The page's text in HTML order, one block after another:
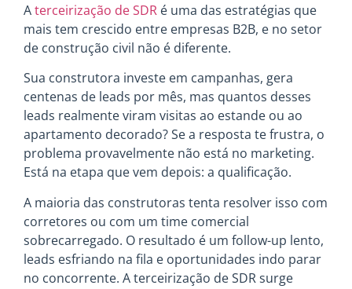
Aterceirização de SDR é uma das estratégias que
mais tem crescido entre empresas B2B, e no setor
de construção civil não é diferente.
Sua construtora investe em campanhas, gera
centenas de leads por mês, mas quantos desses
leads realmente viram visitas ao estande ou ao
apartamento decorado? Se a resposta te frustra, o
problema provavelmente não está no marketing.
Está na etapa que vem depois: a qualificação.
A maioria das construtoras tenta resolver isso com
corretores ou com um time comercial
sobrecarregado. O resultado é um follow-up lento,
leads esfriando na fila e oportunidades indo parar
no concorrente. A terceirização de SDR surge